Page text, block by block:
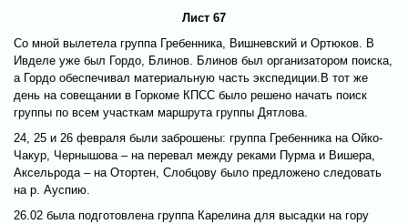
Лист 67
Со мной вылетела группа Гребенника, Вишневский и Ортюков. В
Ивделе уже был Гордо, Блинов. Блинов был организатором поиска,
а Гордо обеспечивал материальную часть экспедиции.В тот же
день на совещании в Горкоме КПСС было решено начать поиск
группы по всем участкам маршрута группы Дятлова.
24, 25 и 26 февраля были заброшены: группа Гребенника на Ойко-
Чакур, Чернышова – на перевал между реками Пурма и Вишера,
Аксельрода – на Отортен, Слобцову было предложено следовать
на р. Ауспию.
26.02 была подготовлена группа Карелина для высадки на гору